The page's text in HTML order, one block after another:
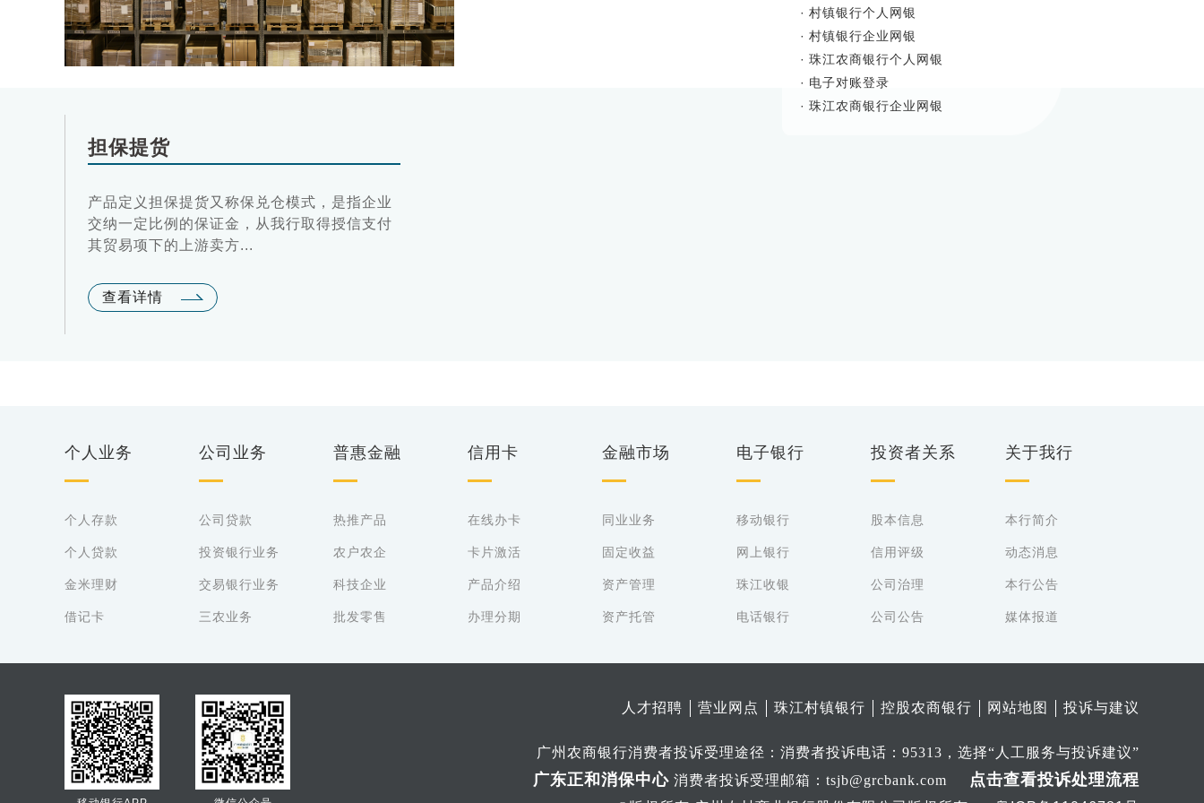
· 村镇银行个人网银
· 村镇银行企业网银
· 珠江农商银行个人网银
· 电子对账登录
· 珠江农商银行企业网银
担保提货
产品定义担保提货又称保兑仓模式，是指企业
交纳一定比例的保证金，从我行取得授信支付
其贸易项下的上游卖方...
查看详情
个人业务
个人存款
个人贷款
金米理财
借记卡
公司业务
公司贷款
投资银行业务
交易银行业务
三农业务
普惠金融
热推产品
农户农企
科技企业
批发零售
信用卡
在线办卡
卡片激活
产品介绍
办理分期
金融市场
同业业务
固定收益
资产管理
资产托管
电子银行
移动银行
网上银行
珠江收银
电话银行
投资者关系
股本信息
信用评级
公司治理
公司公告
关于我行
本行简介
动态消息
本行公告
媒体报道
人才招聘 营业网点 珠江村镇银行 控股农商银行 网站地图 投诉与建议
广州农商银行消费者投诉受理途径：消费者投诉电话：95313，选择“人工服务与投诉建议”
广东正和消保中心 消费者投诉受理邮箱：tsjb@grcbank.com 点击查看投诉处理流程